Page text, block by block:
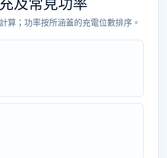
及常見功率
算；功率按所涵蓋的充電位數排序。